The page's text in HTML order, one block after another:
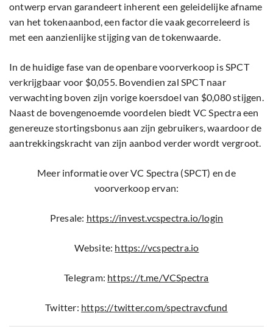
ontwerp ervan garandeert inherent een geleidelijke afname
van het tokenaanbod, een factor die vaak gecorreleerd is
met een aanzienlijke stijging van de tokenwaarde.
In de huidige fase van de openbare voorverkoop is SPCT
verkrijgbaar voor $0,055. Bovendien zal SPCT naar
verwachting boven zijn vorige koersdoel van $0,080 stijgen.
Naast de bovengenoemde voordelen biedt VC Spectra een
genereuze stortingsbonus aan zijn gebruikers, waardoor de
aantrekkingskracht van zijn aanbod verder wordt vergroot.
Meer informatie over VC Spectra (SPCT) en de
voorverkoop ervan:
Presale: https://invest.vcspectra.io/login
Website: https://vcspectra.io
Telegram: https://t.me/VCSpectra
Twitter: https://twitter.com/spectravcfund